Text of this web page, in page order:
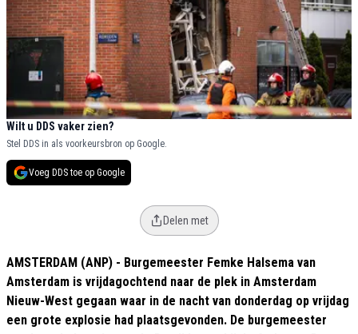
Wilt u DDS vaker zien?
Stel DDS in als voorkeursbron op Google.
Voeg DDS toe op Google
Delen met
AMSTERDAM (ANP) - Burgemeester Femke Halsema van
Amsterdam is vrijdagochtend naar de plek in Amsterdam
Nieuw-West gegaan waar in de nacht van donderdag op vrijdag
een grote explosie had plaatsgevonden. De burgemeester